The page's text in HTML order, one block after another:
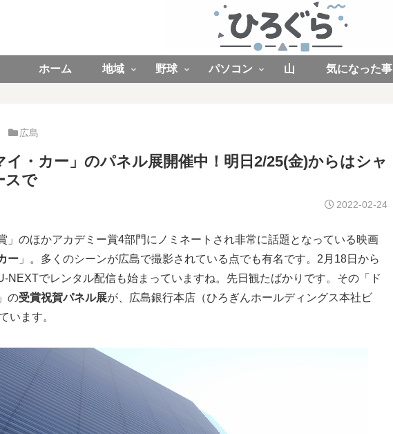
ホーム 地域 野球 パソコン 山 気になった事
広島
イ・カー」のパネル展開催中！明日2/25(金)からはシャ
スで
2022-02-24
」のほかアカデミー賞4部門にノミネートされ非常に話題となっている映画
ー 」。多くのシーンが広島で撮影されている点でも有名です。2月18日から
NEXTでレンタル配信も始まっていますね。先日観たばかりです。その「ド
の受賞祝賀パネル展が、広島銀行本店（ひろぎんホールディングス本社ビ
います。